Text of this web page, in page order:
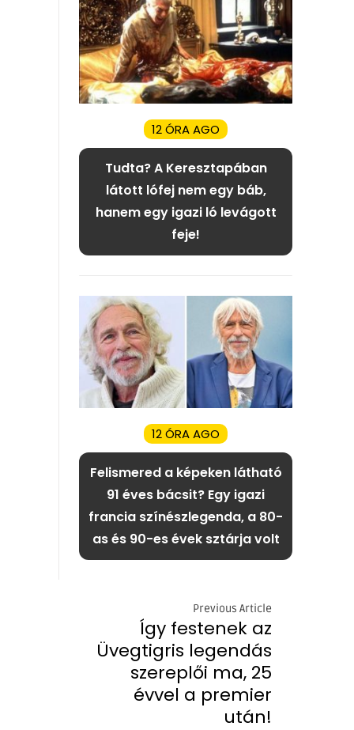
12 ÓRA AGO
Tudta? A Keresztapában
látott lófej nem egy báb,
hanem egy igazi ló levágott
feje!
12 ÓRA AGO
Felismered a képeken látható
91 éves bácsit? Egy igazi
francia színészlegenda, a 80-
as és 90-es évek sztárja volt
Previous Article
Így festenek az
Üvegtigris legendás
szereplői ma, 25
évvel a premier
után!